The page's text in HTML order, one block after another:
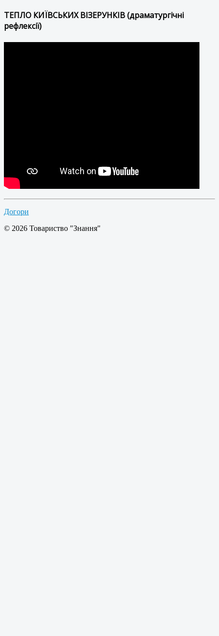
ТЕПЛО КИЇВСЬКИХ ВІЗЕРУНКІВ (драматургічні
рефлексії)
Догори
© 2026 Товариство "Знання"